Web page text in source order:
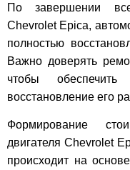
По завершении
Chevrolet Epica,
полностью
Важно доверять
чтобы
восстановление его
Формирование
двигателя Chevrolet
происходит на